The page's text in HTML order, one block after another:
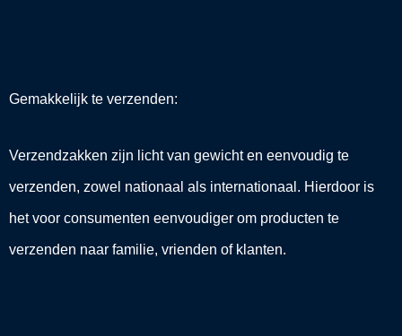
Gemakkelijk te verzenden:
Verzendzakken zijn licht van gewicht en eenvoudig te
verzenden, zowel nationaal als internationaal. Hierdoor is
het voor consumenten eenvoudiger om producten te
verzenden naar familie, vrienden of klanten.